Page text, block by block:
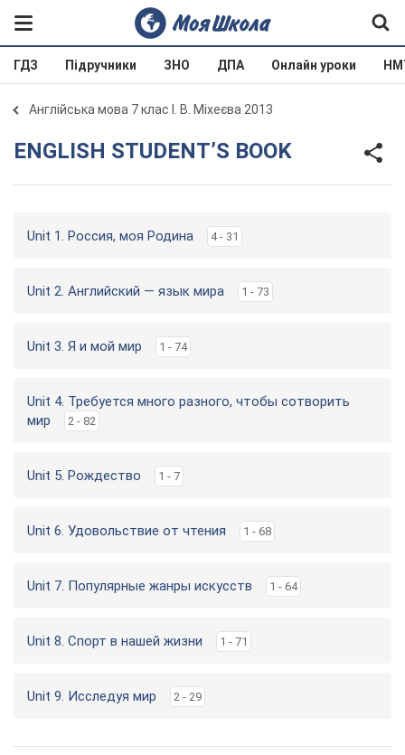
ГДЗ Підручники ЗНО ДПА Онлайн уроки
Англійська мова 7 клас І. В. Міхеєва 2013
ENGLISH STUDENT’S BOOK
Unit 1. Россия, моя Родина 4 - 31
Unit 2. Английский — язык мира 1 - 73
Unit 3. Я и мой мир 1 - 74
Unit 4. Требуется много разного, чтобы сотворить
мир
2 - 82
Unit 5. Рождество 1 - 7
Unit 6. Удовольствие от чтения 1 - 68
Unit 7. Популярные жанры искусств 1 - 64
Unit 8. Спорт в нашей жизни 1 - 71
Unit 9. Исследуя мир 2 - 29